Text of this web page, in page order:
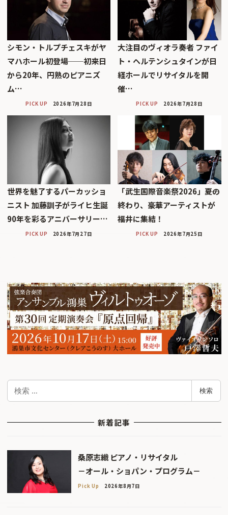
シモン・トルプチェスキがヤ
マハホール初登場──初来日
から20年、円熟のピアニズ
ム…
PICK UP 2026年7月28日
大注目のヴィオラ奏者 ファイ
ト・ヘルテンシュタインが日
経ホールでリサイタルを開
催…
PICK UP 2026年7月28日
世界を魅了するパーカッショ
ニスト 加藤訓子がライヒ生誕
90年を彩るアニバーサリー…
PICK UP 2026年7月27日
「武生国際音楽祭2026」――夏の
終わり、豪華アーティストが
福井に集結！
PICK UP 2026年7月25日
検
検索
新着記事
桑原志織 ピアノ・リサイタル
－オール・ショパン・プログラム－
Pick Up 2026年8月7日